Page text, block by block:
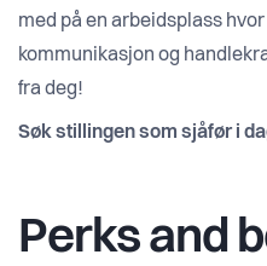
med på en arbeidsplass
kommunikasjon og
fra deg!
Søk stillingen som sjåfør i
Perks and